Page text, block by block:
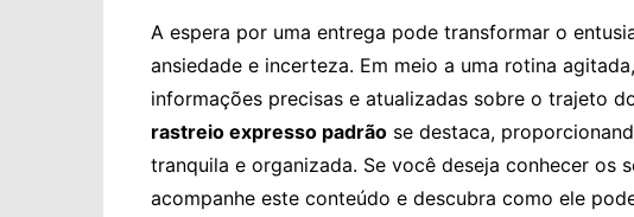
A espera por uma entrega pode transformar o
ansiedade e incerteza. Em meio a uma rotina
informações precisas e atualizadas sobre o trajeto
rastreio expresso padrão se destaca,
tranquila e organizada. Se você deseja conhecer os
acompanhe este conteúdo e descubra como ele